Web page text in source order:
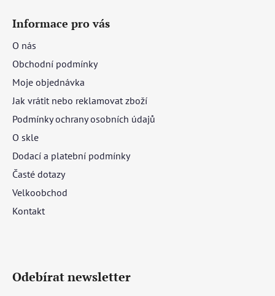
Informace pro vás
O nás
Obchodní podmínky
Moje objednávka
Jak vrátit nebo reklamovat zboží
Podmínky ochrany osobních údajů
O skle
Dodací a platební podmínky
Časté dotazy
Velkoobchod
Kontakt
Odebírat newsletter